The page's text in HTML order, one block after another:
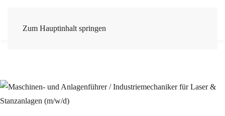
Zum Hauptinhalt springen